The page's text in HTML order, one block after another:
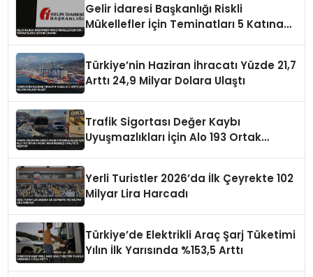
Gelir İdaresi Başkanlığı Riskli
Mükellefler İçin Teminatları 5 Katına
Türkiye’nin Haziran İhracatı Yüzde 21,7
Arttı 24,9 Milyar Dolara Ulaştı
Trafik Sigortası Değer Kaybı
Uyuşmazlıkları İçin Alo 193 Ortak
Yerli Turistler 2026’da İlk Çeyrekte 102
Milyar Lira Harcadı
Türkiye’de Elektrikli Araç Şarj Tüketimi
Yılın İlk Yarısında %153,5 Arttı